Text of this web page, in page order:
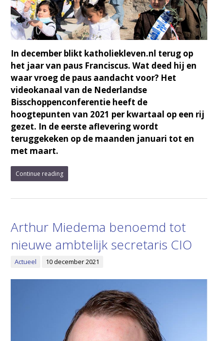
In december blikt katholiekleven.nl terug op
het jaar van paus Franciscus. Wat deed hij en
waar vroeg de paus aandacht voor? Het
videokanaal van de Nederlandse
Bisschoppenconferentie heeft de
hoogtepunten van 2021 per kwartaal op een rij
gezet. In de eerste aflevering wordt
teruggekeken op de maanden januari tot en
met maart.
Continue reading
Arthur Miedema benoemd tot
nieuwe ambtelijk secretaris CIO
Actueel 10 december 2021